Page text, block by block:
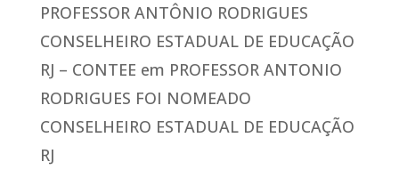
PROFESSOR ANTÔNIO RODRIGUES
CONSELHEIRO ESTADUAL DE EDUCAÇÃO
RJ – CONTEE em PROFESSOR ANTONIO
RODRIGUES FOI NOMEADO
CONSELHEIRO ESTADUAL DE EDUCAÇÃO
RJ